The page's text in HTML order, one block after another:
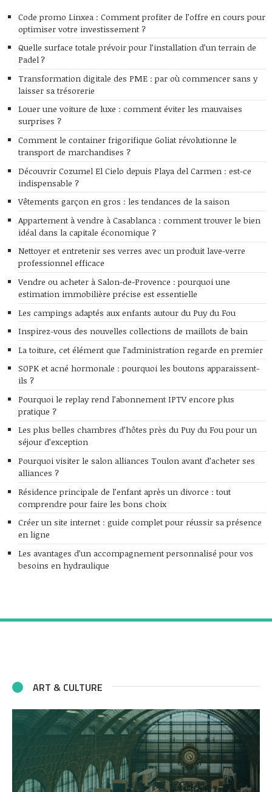
Code promo Linxea : Comment profiter de l’offre en cours pour
optimiser votre investissement ?
Quelle surface totale prévoir pour l’installation d’un terrain de
Padel ?
Transformation digitale des PME : par où commencer sans y
laisser sa trésorerie
Louer une voiture de luxe : comment éviter les mauvaises
surprises ?
Comment le container frigorifique Goliat révolutionne le
transport de marchandises ?
Découvrir Cozumel El Cielo depuis Playa del Carmen : est-ce
indispensable ?
Vêtements garçon en gros : les tendances de la saison
Appartement à vendre à Casablanca : comment trouver le bien
idéal dans la capitale économique ?
Nettoyer et entretenir ses verres avec un produit lave-verre
professionnel efficace
Vendre ou acheter à Salon-de-Provence : pourquoi une
estimation immobilière précise est essentielle
Les campings adaptés aux enfants autour du Puy du Fou
Inspirez-vous des nouvelles collections de maillots de bain
La toiture, cet élément que l’administration regarde en premier
SOPK et acné hormonale : pourquoi les boutons apparaissent-
ils ?
Pourquoi le replay rend l’abonnement IPTV encore plus
pratique ?
Les plus belles chambres d’hôtes près du Puy du Fou pour un
séjour d’exception
Pourquoi visiter le salon alliances Toulon avant d’acheter ses
alliances ?
Résidence principale de l’enfant après un divorce : tout
comprendre pour faire les bons choix
Créer un site internet : guide complet pour réussir sa présence
en ligne
Les avantages d’un accompagnement personnalisé pour vos
besoins en hydraulique
ART & CULTURE